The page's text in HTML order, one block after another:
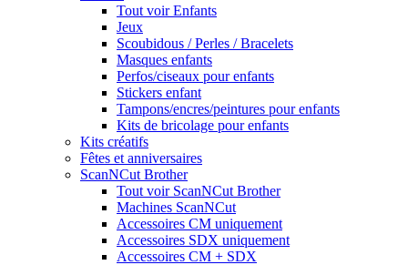
Tout voir Enfants
Jeux
Scoubidous / Perles / Bracelets
Masques enfants
Perfos/ciseaux pour enfants
Stickers enfant
Tampons/encres/peintures pour enfants
Kits de bricolage pour enfants
Kits créatifs
Fêtes et anniversaires
ScanNCut Brother
Tout voir ScanNCut Brother
Machines ScanNCut
Accessoires CM uniquement
Accessoires SDX uniquement
Accessoires CM + SDX